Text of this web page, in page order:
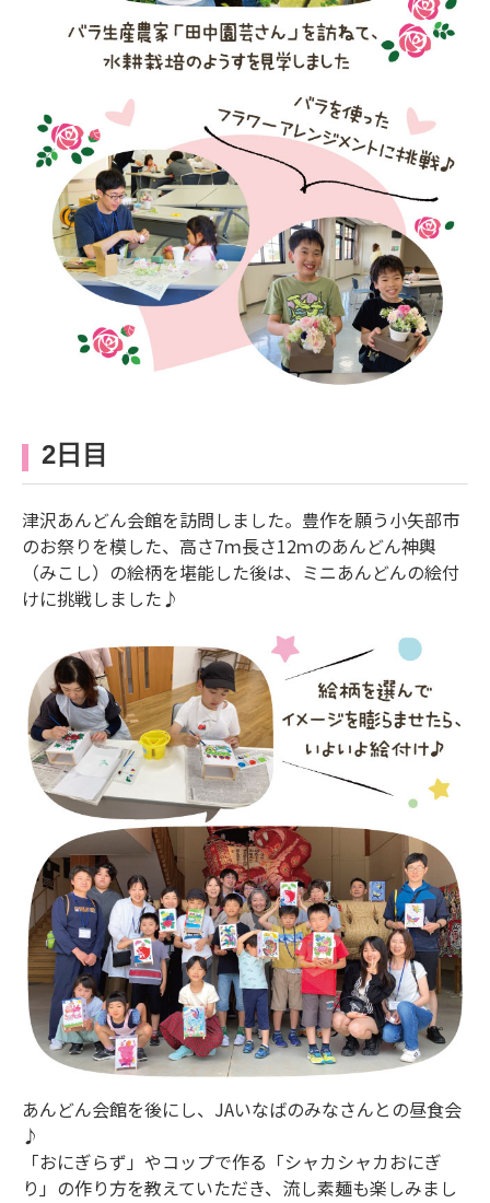
2日目
津沢あんどん会館を訪問しました。豊作を願う小矢部市
のお祭りを模した、高さ7ｍ長さ12ｍのあんどん神輿
（みこし）の絵柄を堪能した後は、ミニあんどんの絵付
けに挑戦しました♪
あんどん会館を後にし、JAいなばのみなさんとの昼食会
♪
「おにぎらず」やコップで作る「シャカシャカおにぎ
り」の作り方を教えていただき、流し素麺も楽しみまし